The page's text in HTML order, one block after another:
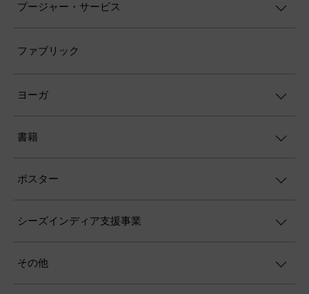
プージャー・サービス
ファブリック
ヨーガ
書籍
ポスター
シーズインディア支援事業
その他